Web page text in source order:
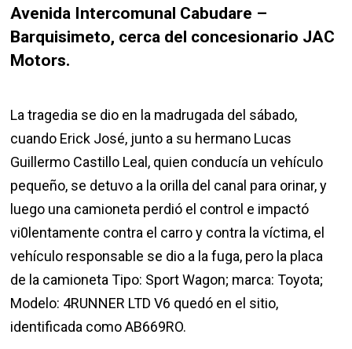
Avenida Intercomunal Cabudare –
Barquisimeto, cerca del concesionario JAC
Motors.
La tragedia se dio en la madrugada del sábado,
cuando Erick José, junto a su hermano Lucas
Guillermo Castillo Leal, quien conducía un vehículo
pequeño, se detuvo a la orilla del canal para orinar, y
luego una camioneta perdió el control e impactó
vi0lentamente contra el carro y contra la víctima, el
vehículo responsable se dio a la fuga, pero la placa
de la camioneta Tipo: Sport Wagon; marca: Toyota;
Modelo: 4RUNNER LTD V6 quedó en el sitio,
identificada como AB669RO.